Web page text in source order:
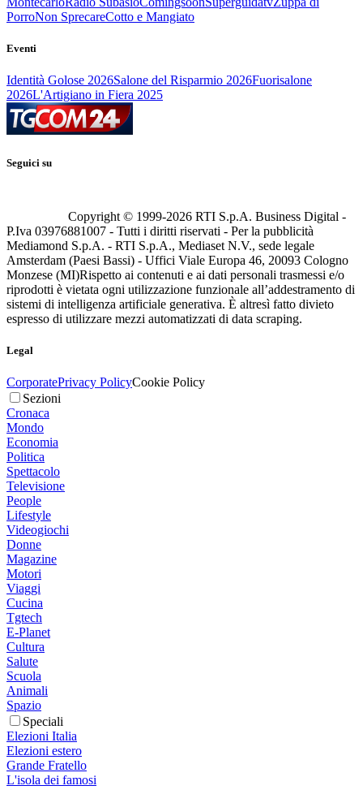
PorroNon SprecareCotto e Mangiato
Eventi
Identità Golose 2026Salone del Risparmio 2026Fuorisalone
2026L'Artigiano in Fiera 2025
Seguici su
Copyright © 1999-2026 RTI S.p.A. Business Digital -
P.Iva 03976881007 - Tutti i diritti riservati - Per la pubblicità
Mediamond S.p.A. - RTI S.p.A., Mediaset N.V., sede legale
Amsterdam (Paesi Bassi) - Uffici Viale Europa 46, 20093 Cologno
Monzese (MI)Rispetto ai contenuti e ai dati personali trasmessi e/o
riprodotti è vietata ogni utilizzazione funzionale all’addestramento di
sistemi di intelligenza artificiale generativa. È altresì fatto divieto
espresso di utilizzare mezzi automatizzati di data scraping.
Legal
CorporatePrivacy PolicyCookie Policy
Sezioni
Cronaca
Mondo
Economia
Politica
Spettacolo
Televisione
People
Lifestyle
Videogiochi
Donne
Magazine
Motori
Viaggi
Cucina
Tgtech
E-Planet
Cultura
Salute
Scuola
Animali
Spazio
Speciali
Elezioni Italia
Elezioni estero
Grande Fratello
L'isola dei famosi